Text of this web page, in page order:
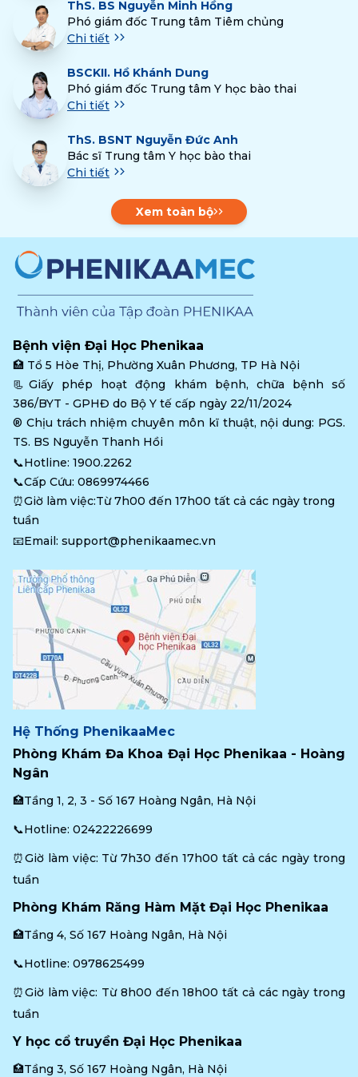
ThS. BS Nguyễn Minh Hồng
Phó giám đốc Trung tâm Tiêm chủng
Chi tiết
BSCKII. Hồ Khánh Dung
Phó giám đốc Trung tâm Y học bào thai
Chi tiết
ThS. BSNT Nguyễn Đức Anh
Bác sĩ Trung tâm Y học bào thai
Chi tiết
Xem toàn bộ
Bệnh viện Đại Học Phenikaa
🏥 Tổ 5 Hòe Thị, Phường Xuân Phương, TP Hà Nội
📃Giấy phép hoạt động khám bệnh, chữa bệnh số
386/BYT - GPHĐ do Bộ Y tế cấp ngày 22/11/2024
®️ Chịu trách nhiệm chuyên môn kĩ thuật, nội dung: PGS.
TS. BS Nguyễn Thanh Hồi
📞Hotline: 1900.2262
📞Cấp Cứu: 0869974466
⏰Giờ làm việc:Từ 7h00 đến 17h00 tất cả các ngày trong
tuần
📧Email: support@phenikaamec.vn
Hệ Thống PhenikaaMec
Phòng Khám Đa Khoa Đại Học Phenikaa - Hoàng
Ngân
🏥Tầng 1, 2, 3 - Số 167 Hoàng Ngân, Hà Nội
📞Hotline: 02422226699
⏰Giờ làm việc: Từ 7h30 đến 17h00 tất cả các ngày trong
tuần
Phòng Khám Răng Hàm Mặt Đại Học Phenikaa
🏥Tầng 4, Số 167 Hoàng Ngân, Hà Nội
📞Hotline: 0978625499
⏰Giờ làm việc: Từ 8h00 đến 18h00 tất cả các ngày trong
tuần
Y học cổ truyền Đại Học Phenikaa
🏥Tầng 3, Số 167 Hoàng Ngân, Hà Nội